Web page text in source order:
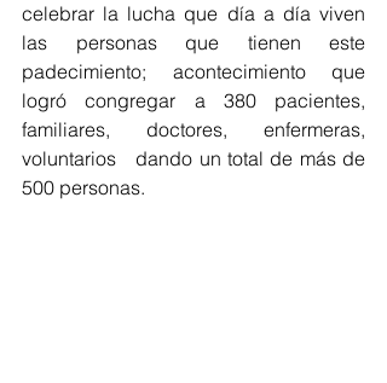
celebrar la lucha que día a día viven
las personas que tienen este
padecimiento; acontecimiento que
logró congregar a 380 pacientes,
familiares, doctores, enfermeras,
voluntarios   dando un total de más de
500 personas.